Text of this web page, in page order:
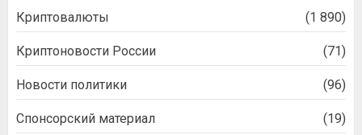
Криптовалюты (1 890)
Криптоновости России (71)
Новости политики (96)
Спонсорский материал (19)